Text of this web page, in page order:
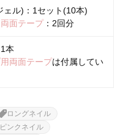
ェル)：1セット(10本)
面テープ：2回分
本
両面テープは付属してい
ロングネイル
ピンクネイル